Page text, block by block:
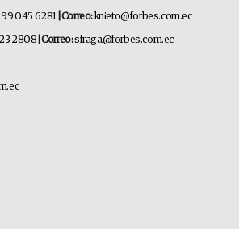
99 045 6281 | Correo:knieto@forbes.com.ec
2808 | Correo:sfraga@forbes.com.ec